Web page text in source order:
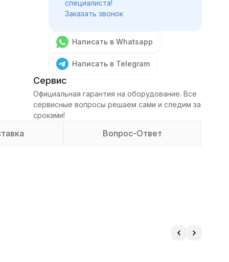
специалиста!
Заказать звонок
Написать в Whatsapp
Написать в Telegram
Сервис
Официальная гарантия на оборудование. Все
сервисные вопросы решаем сами и следим за
сроками!
Вопрос-Ответ